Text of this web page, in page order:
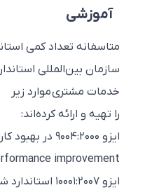
آموزشی
متاسفانه تعداد کمی
سازمان بین‌المللی
خدمات مشتری موارد زیر
را تهیه و ارائه کرده‌اند:
performance improvement
ایزو ۱۰۰۰۱:۲۰۰۷